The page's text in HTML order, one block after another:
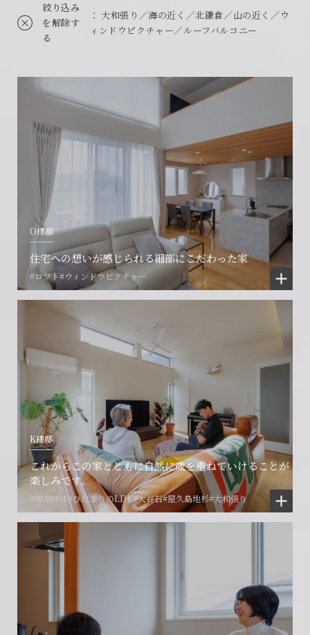
絞り込み
を解除す
る
： 大和張り／海の近く／北鎌倉／山の近く／ウ
ィンドウピクチャー／ルーフバルコニー
O様邸
住宅への想いが感じられる細部にこだわった家
#ロフト#ウィンドウピクチャー
K様邸
これからこの家とともに自然に歳を重ねていけることが
楽しみです。
#湘南移住#ひだまりのLDK#大谷石#屋久島地杉#大和張り